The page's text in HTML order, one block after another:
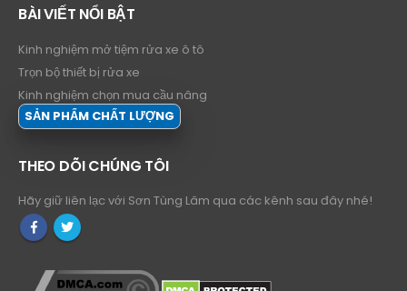
BÀI VIẾT NỔI BẬT
Kinh nghiệm mở tiệm rửa xe ô tô
Trọn bộ thiết bị rửa xe
Kinh nghiệm chọn mua cầu nâng
SẢN PHẨM CHẤT LƯỢNG
THEO DÕI CHÚNG TÔI
Hãy giữ liên lạc với Sơn Tùng Lâm qua các kênh sau đây nhé!